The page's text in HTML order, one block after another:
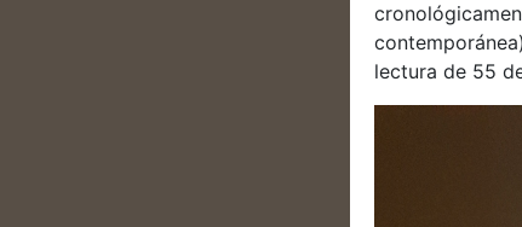
lectura de 55